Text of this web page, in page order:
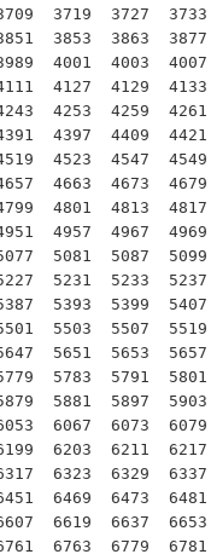
3719  3727
3853  3863
4001  4003
4127  4129
4253  4259
4397  4409
4523  4547
4663  4673
4801  4813
4957  4967
5081  5087
5231  5233
5393  5399
5503  5507
5651  5653
5783  5791
5881  5897
6067  6073
6203  6211
6323  6329
6469  6473
6619  6637
6763  6779